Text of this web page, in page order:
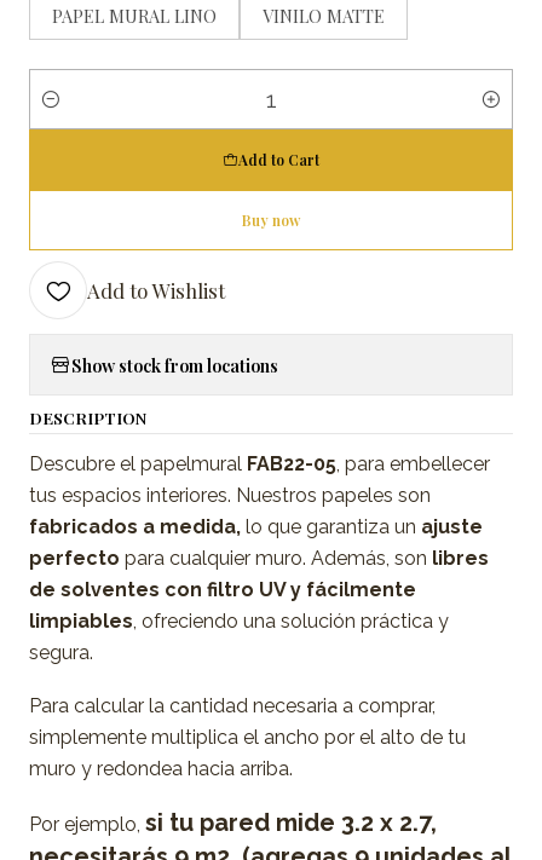
PAPEL MURAL LINO VINILO MATTE
Quantity
Add to Cart
Buy now
Add to Wishlist
Show stock from locations
DESCRIPTION
Descubre el papelmural FAB22-05, para embellecer
tus espacios interiores. Nuestros papeles son
fabricados a medida, lo que garantiza un ajuste
perfecto para cualquier muro. Además, son libres
de solventes con filtro UV y fácilmente
limpiables, ofreciendo una solución práctica y
segura.
Para calcular la cantidad necesaria a comprar,
simplemente multiplica el ancho por el alto de tu
muro y redondea hacia arriba.
Por ejemplo, si tu pared mide 3.2 x 2.7,